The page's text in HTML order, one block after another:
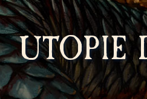
UTOPIE